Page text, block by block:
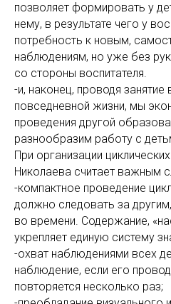
позволяет формировать у
нему, в результате чего у
потребность к новым,
наблюдениям, но уже без
со стороны воспитателя.
-и, наконец, проводя
повседневной жизни, мы
проведения другой
разнообразим работу с
При организации
Николаева считает важным
-компактное проведение
должно следовать за
во времени. Содержание,
укрепляет единую систему
-охват наблюдениями всех
наблюдение, если его
повторяется несколько раз;